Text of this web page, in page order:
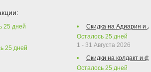
25 дней
25 дней
Скидка на Адиарин и
Осталось 25 дней
1 - 31 Августа 2026
Скидки на колдакт и
Осталось 25 дней